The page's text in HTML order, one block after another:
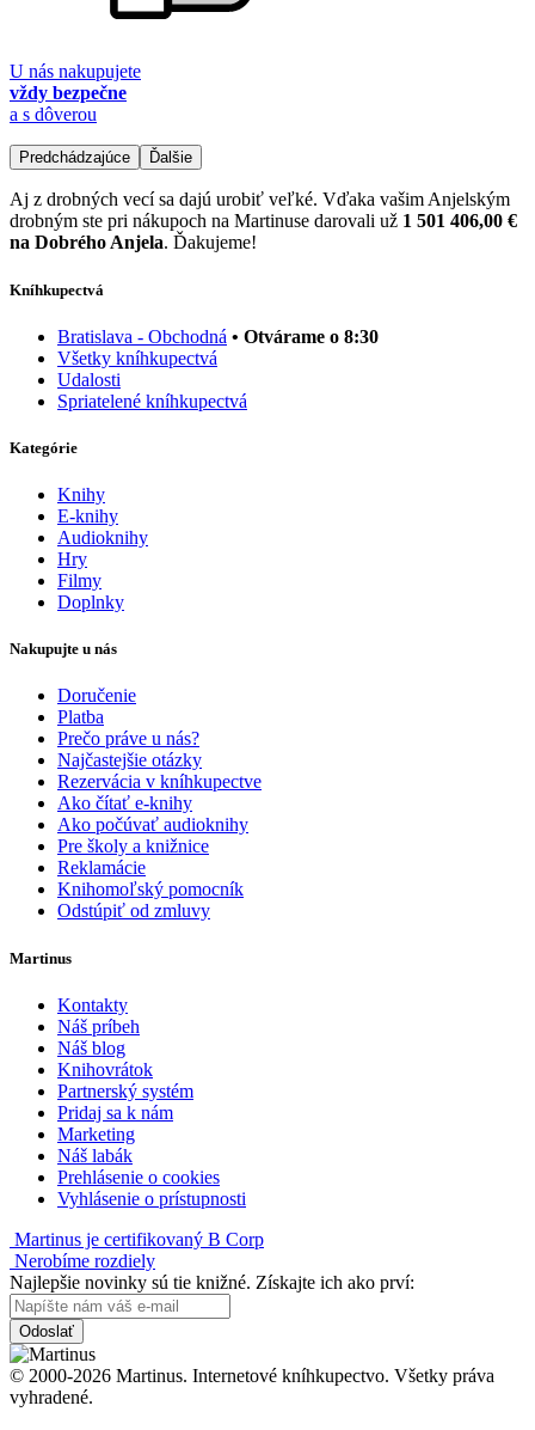
U nás nakupujete
vždy bezpečne
a s dôverou
Predchádzajúce Ďalšie
Aj z drobných vecí sa dajú urobiť veľké. Vďaka vašim Anjelským
drobným ste pri nákupoch na Martinuse darovali už 1 501 406,00 €
na Dobrého Anjela. Ďakujeme!
Kníhkupectvá
Bratislava - Obchodná • Otvárame o 8:30
Všetky kníhkupectvá
Udalosti
Spriatelené kníhkupectvá
Kategórie
Knihy
E-knihy
Audioknihy
Hry
Filmy
Doplnky
Nakupujte u nás
Doručenie
Platba
Prečo práve u nás?
Najčastejšie otázky
Rezervácia v kníhkupectve
Ako čítať e-knihy
Ako počúvať audioknihy
Pre školy a knižnice
Reklamácie
Knihomoľský pomocník
Odstúpiť od zmluvy
Martinus
Kontakty
Náš príbeh
Náš blog
Knihovrátok
Partnerský systém
Pridaj sa k nám
Marketing
Náš labák
Prehlásenie o cookies
Vyhlásenie o prístupnosti
Martinus je certifikovaný B Corp
Nerobíme rozdiely
Najlepšie novinky sú tie knižné. Získajte ich ako prví:
Odoslať
© 2000-2026 Martinus. Internetové kníhkupectvo. Všetky práva
vyhradené.